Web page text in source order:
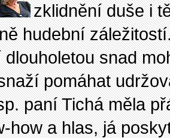
zklidnění duše i
hudební
dlouholetou snad
pomáhat
paní Tichá měla
how a hlas, já